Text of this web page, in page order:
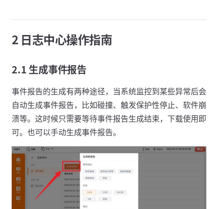
2 日志中心操作指南
2.1 生成事件报告
事件报告的生成有两种途径，当系统监控到某些异常后会
自动生成事件报告，比如碰撞、触发保护性停止、软件崩
溃等。这时候只需要等待事件报告生成结束，下载使用即
可。也可以手动生成事件报告。